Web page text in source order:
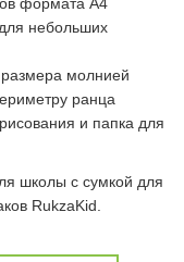
небольших
молнией
ранца
и папка для
школы с сумкой для
RukzaKid.